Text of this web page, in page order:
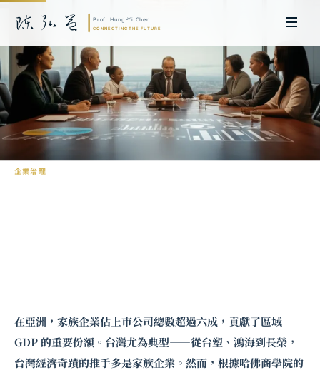
企業治理
在亞洲，家族企業佔上市公司總數超過六成，貢獻了區域
GDP 的重要份額。台灣尤為典型——從台塑、鴻海到長榮，
台灣經濟奇蹟的推手多是家族企業。然而，根據哈佛商學院的